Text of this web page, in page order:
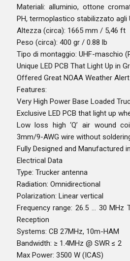
Materiali: alluminio, ottone
PH, termoplastico stabilizzato agli
Altezza (circa): 1665 mm / 5,46 ft
Peso (circa): 400 gr / 0.88 lb
Tipo di montaggio: UHF-maschio
Unique LED PCB That Light Up in
Offered Great NOAA Weather
Features:
Very High Power Base Loaded
Exclusive LED PCB that light up
Low loss high ‘Q’ air wound
3mm/9-AWG wire without
Fully Designed and Manufactured
Electrical Data
Type: Trucker antenna
Radiation: Omnidirectional
Polarization: Linear vertical
Frequency range: 26.5 … 30 MHz
Reception
Systems: CB 27MHz, 10m-HAM
Bandwidth: ≥ 1.4MHz @ SWR ≤ 2
Max Power: 3500 W (ICAS)